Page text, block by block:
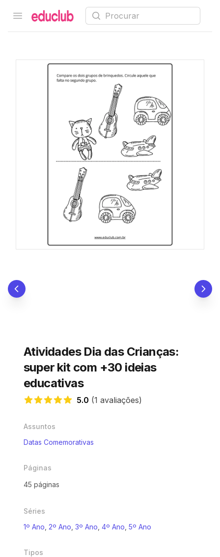
Open menu
Educlub Procurar
Atividades Dia das Crianças:
super kit com +30 ideias
educativas
5.0 (1 avaliações)
Assuntos
Datas Comemorativas
Páginas
45 páginas
Séries
1º Ano 2º Ano 3º Ano 4º Ano 5º Ano
Tipos